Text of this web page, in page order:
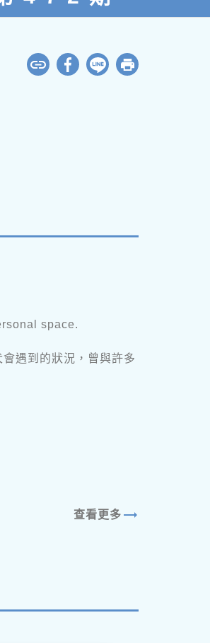
space.
遇到的狀況，曾與許多
查看更多 trending_flat